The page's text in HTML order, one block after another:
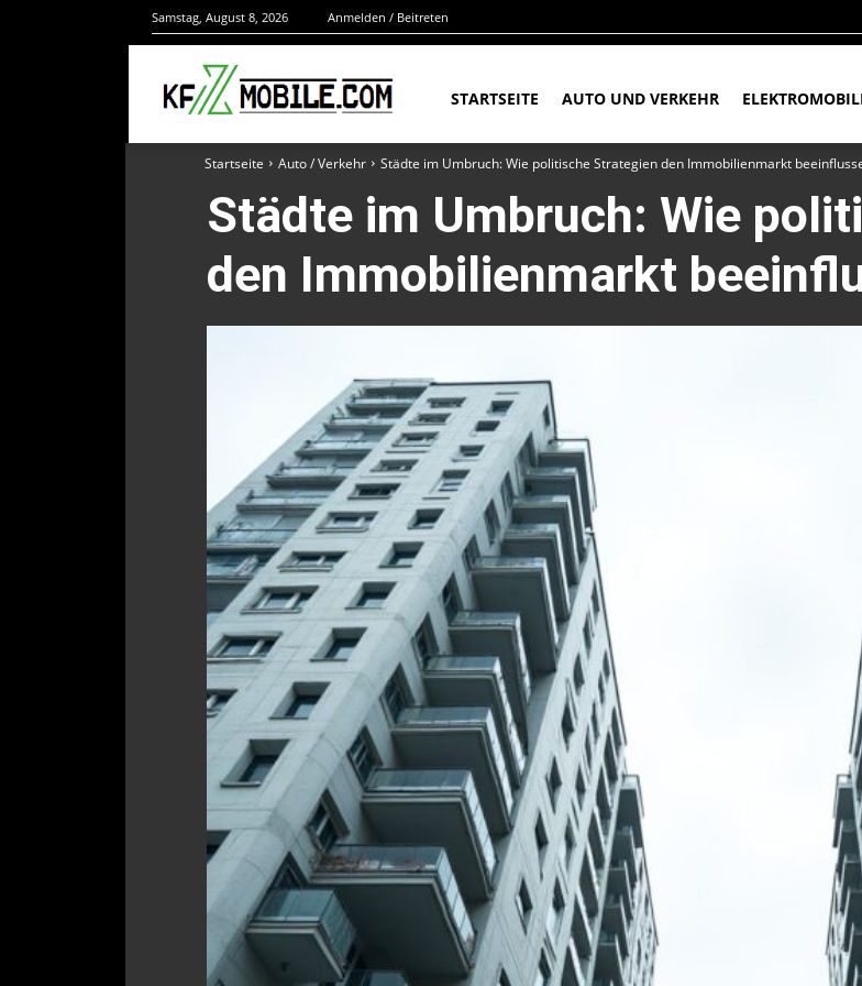
Samstag, August 8, 2026 Anmelden / Beitreten
STARTSEITE AUTO UND VERKEHR
Startseite Auto / Verkehr Städte im Umbruch: Wie politische Strategien den Immobilienmarkt
Städte im Umbruch: Wie
den Immobilienmarkt